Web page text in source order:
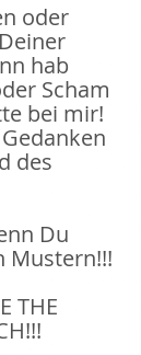
oder
hab
Scham
bei mir!
des
Du
Mustern!!!
THE